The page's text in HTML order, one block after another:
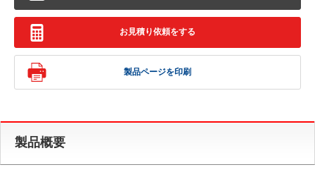
お見積り依頼をする
製品ページを印刷
製品概要